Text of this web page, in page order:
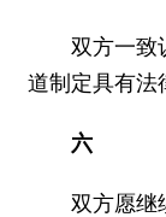
双方一致
道制定具有法
六
双方愿继